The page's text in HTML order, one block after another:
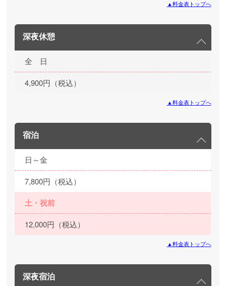
▲料金表トップへ
深夜休憩
全 日
4,900円（税込）
▲料金表トップへ
宿泊
日～金
7,800円（税込）
土・祝前
12,000円（税込）
▲料金表トップへ
深夜宿泊